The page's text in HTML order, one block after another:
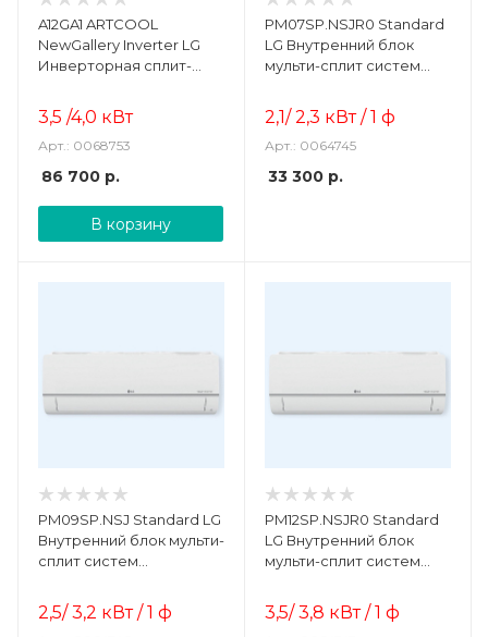
A12GA1 ARTCOOL
NewGallery Inverter LG
Инверторная сплит-
3,5 /4,0 кВт
Арт.: 0068753
86 700 р.
В корзину
PM07SP.NSJR0 Standard
LG Внутренний блок
мульти-сплит систем
2,1/ 2,3 кВт / 1 ф
Арт.: 0064745
33 300 р.
PM09SP.NSJ Standard LG
Внутренний блок мульти-
сплит систем
2,5/ 3,2 кВт / 1 ф
PM12SP.NSJR0 Standard
LG Внутренний блок
мульти-сплит систем
3,5/ 3,8 кВт / 1 ф